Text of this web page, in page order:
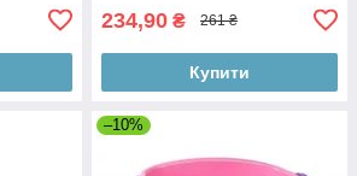
234,90 ₴ 261 ₴
Купити
–10%